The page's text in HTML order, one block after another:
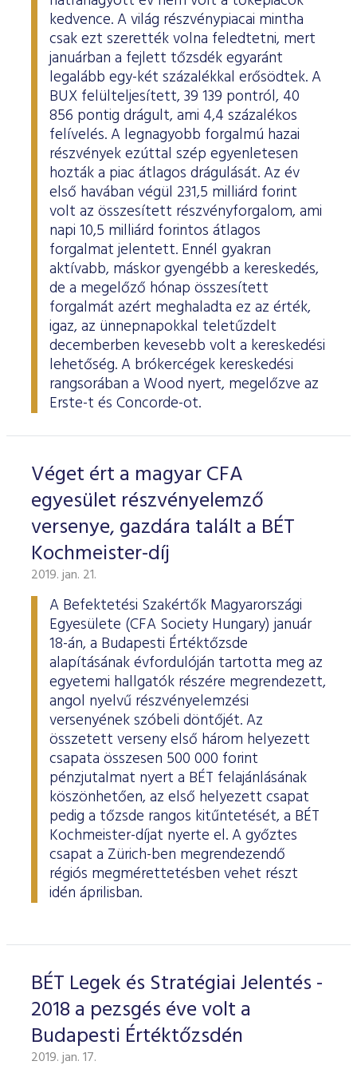
ESG Útmutató
kedvence. A világ részvénypiacai mintha
csak ezt szerették volna feledtetni, mert
januárban a fejlett tőzsdék egyaránt
legalább egy-két százalékkal erősödtek. A
BUX felülteljesített, 39 139 pontról, 40
856 pontig drágult, ami 4,4 százalékos
felívelés. A legnagyobb forgalmú hazai
részvények ezúttal szép egyenletesen
hozták a piac átlagos drágulását. Az év
első havában végül 231,5 milliárd forint
volt az összesített részvényforgalom, ami
napi 10,5 milliárd forintos átlagos
forgalmat jelentett. Ennél gyakran
aktívabb, máskor gyengébb a kereskedés,
de a megelőző hónap összesített
forgalmát azért meghaladta ez az érték,
igaz, az ünnepnapokkal teletűzdelt
decemberben kevesebb volt a kereskedési
lehetőség. A brókercégek kereskedési
rangsorában a Wood nyert, megelőzve az
Erste-t és Concorde-ot.
Véget ért a magyar CFA
egyesület részvényelemző
versenye, gazdára talált a BÉT
Kochmeister-díj
2019. jan. 21.
A Befektetési Szakértők Magyarországi
Egyesülete (CFA Society Hungary) január
18-án, a Budapesti Értéktőzsde
alapításának évfordulóján tartotta meg az
egyetemi hallgatók részére megrendezett,
angol nyelvű részvényelemzési
versenyének szóbeli döntőjét. Az
összetett verseny első három helyezett
csapata összesen 500 000 forint
pénzjutalmat nyert a BÉT felajánlásának
köszönhetően, az első helyezett csapat
pedig a tőzsde rangos kitűntetését, a BÉT
Kochmeister-díjat nyerte el. A győztes
csapat a Zürich-ben megrendezendő
régiós megmérettetésben vehet részt
idén áprilisban.
BÉT Legek és Stratégiai Jelentés -
2018 a pezsgés éve volt a
Budapesti Értéktőzsdén
2019. jan. 17.